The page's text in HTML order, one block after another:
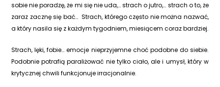
sobie nie poradzę, że mi się nie uda,… strach o jutro,… strach o to, że
zaraz zacznę się bać… Strach, którego często nie można nazwać,
a który nasila się z każdym tygodniem, miesiącem coraz bardziej.
Strach, lęki, fobie… emocje nieprzyjemne choć podobne do siebie.
Podobnie potrafią paraliżować nie tylko ciało, ale i umysł, który w
krytycznej chwili funkcjonuje irracjonalnie.